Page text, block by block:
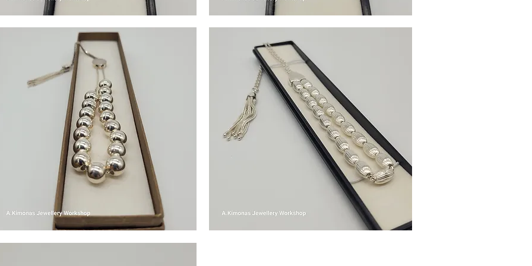
Γρήγορη προβολή Γρήγορη προβολή
Γρήγορη προβολή